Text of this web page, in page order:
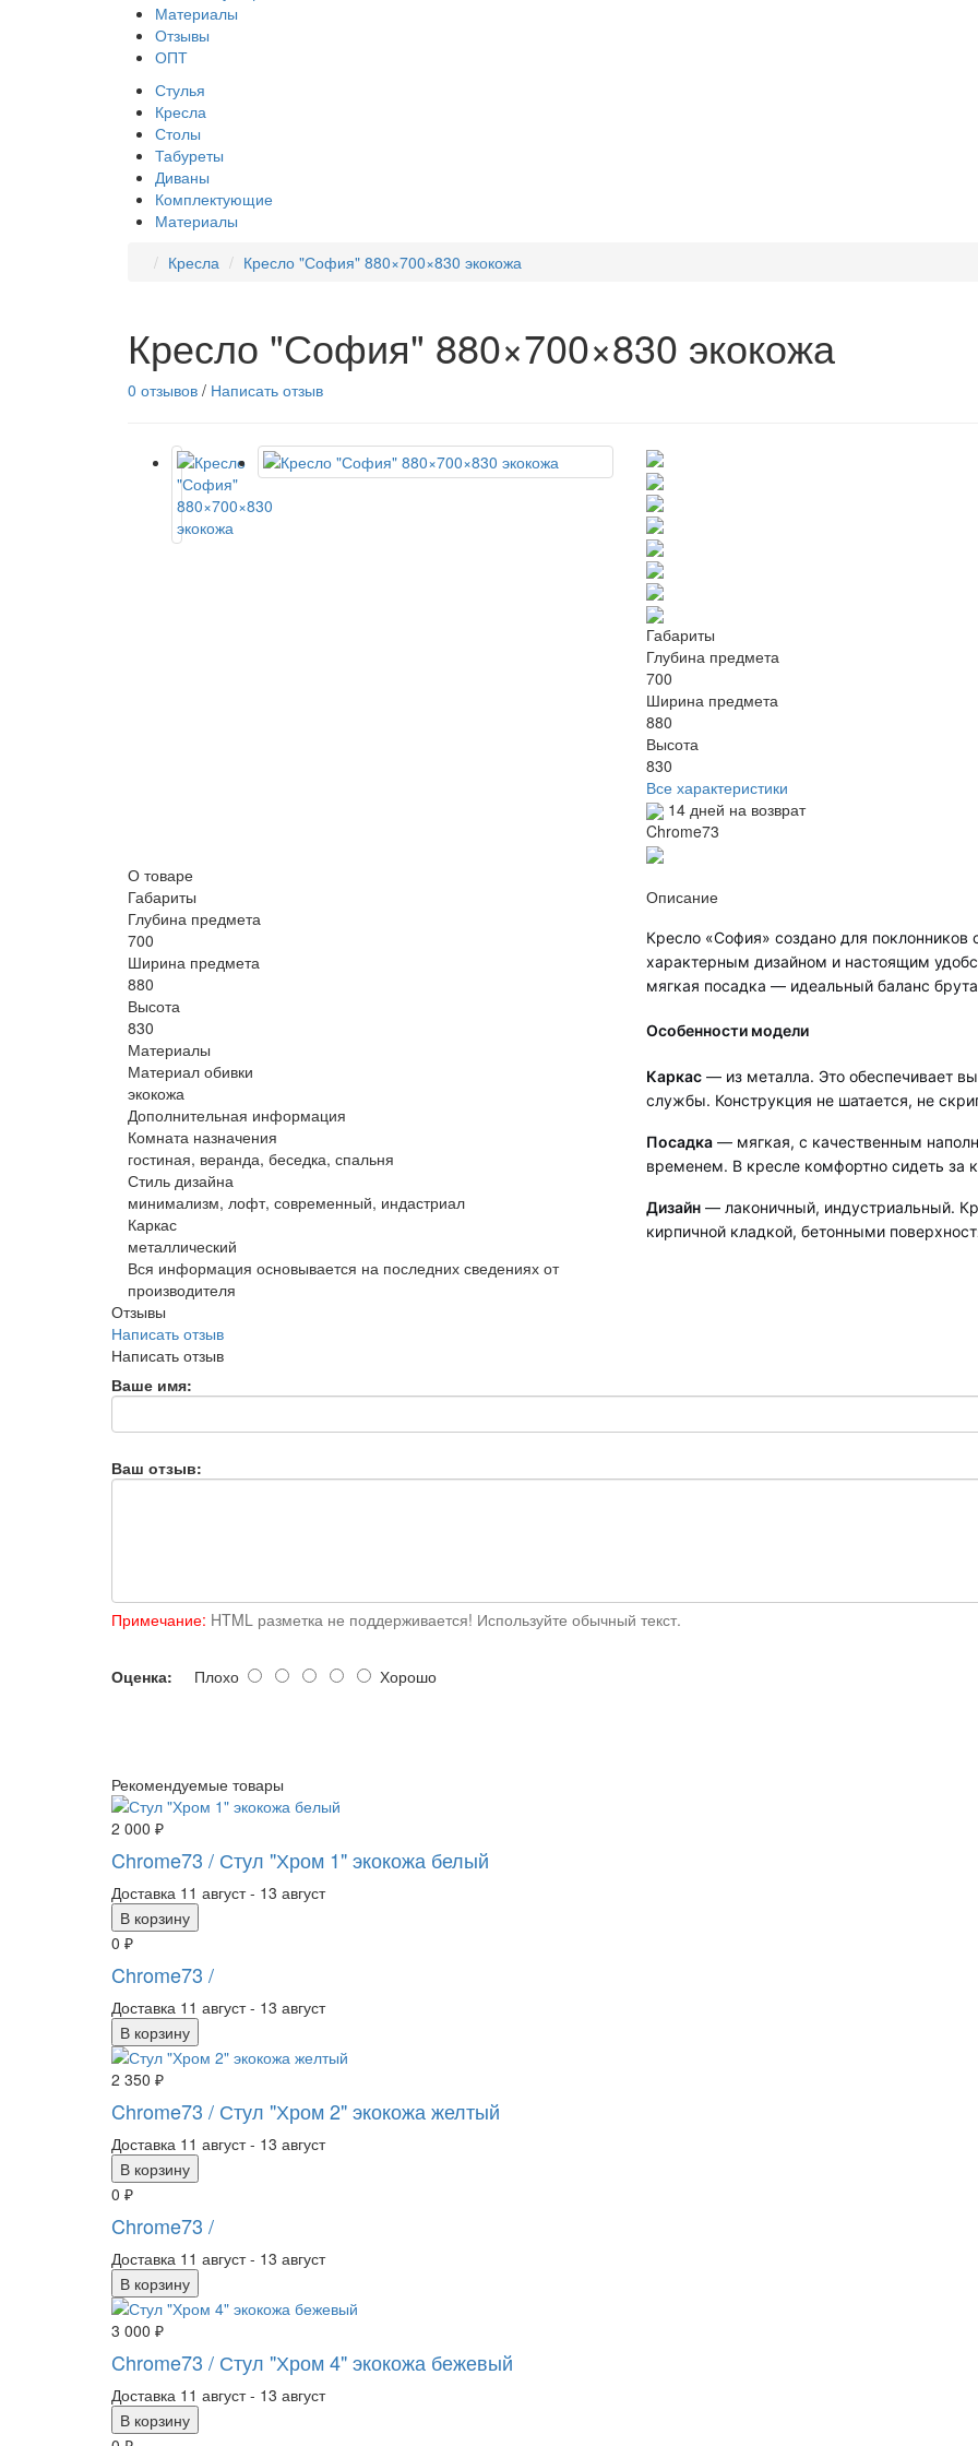
Материалы
Отзывы
ОПТ
Стулья
Кресла
Столы
Табуреты
Диваны
Комплектующие
Материалы
Кресла
Кресло "София" 880×700×830 экокожа
Кресло "София" 880×700×830 экокожа
0 отзывов / Написать отзыв
Габариты
Глубина предмета
700
Ширина предмета
880
Высота
830
Все характеристики
14 дней на возврат
Chrome73
О товаре
Габариты
Глубина предмета
700
Ширина предмета
880
Высота
830
Материалы
Материал обивки
экокожа
Дополнительная информация
Комната назначения
гостиная, веранда, беседка, спальня
Стиль дизайна
минимализм, лофт, современный, индастриал
Каркас
металлический
Вся информация основывается на последних сведениях от
производителя
Описание
Кресло «София» создано для
характерным дизайном и настоящим
мягкая посадка — идеальный баланс
Особенности модели
Каркас — из металла. Это обеспечивает
службы. Конструкция не шатается, не
Посадка — мягкая, с качественным
временем. В кресле комфортно сидеть за
Дизайн — лаконичный, индустриальный.
кирпичной кладкой, бетонными
Отзывы
Написать отзыв
Написать отзыв
Ваше имя:
Ваш отзыв:
Примечание: HTML разметка не поддерживается! Используйте обычный текст.
Оценка: Плохо Хорошо
Рекомендуемые товары
2 000 ₽
Chrome73 / Стул "Хром 1" экокожа белый
Доставка 11 август - 13 август
В корзину
0 ₽
Chrome73 /
Доставка 11 август - 13 август
В корзину
2 350 ₽
Chrome73 / Стул "Хром 2" экокожа желтый
Доставка 11 август - 13 август
В корзину
0 ₽
Chrome73 /
Доставка 11 август - 13 август
В корзину
3 000 ₽
Chrome73 / Стул "Хром 4" экокожа бежевый
Доставка 11 август - 13 август
В корзину